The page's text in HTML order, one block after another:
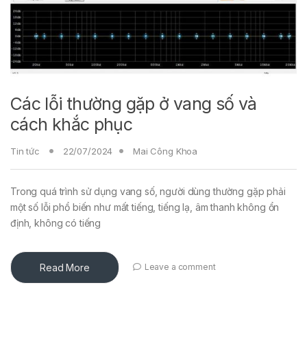
Các lỗi thường gặp ở vang số và
cách khắc phục
Tin tức 22/07/2024 Mai Công Khoa
Trong quá trình sử dụng vang số, người dùng thường gặp phải
một số lỗi phổ biến như mất tiếng, tiếng lạ, âm thanh không ổn
định, không có tiếng
Read More Leave a comment